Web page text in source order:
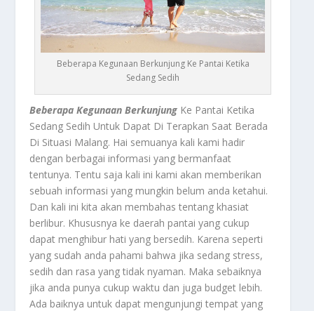
Beberapa Kegunaan Berkunjung Ke Pantai Ketika
Sedang Sedih
Beberapa Kegunaan Berkunjung Ke Pantai Ketika
Sedang Sedih Untuk Dapat Di Terapkan Saat Berada
Di Situasi Malang. Hai semuanya kali kami hadir
dengan berbagai informasi yang bermanfaat
tentunya. Tentu saja kali ini kami akan memberikan
sebuah informasi yang mungkin belum anda ketahui.
Dan kali ini kita akan membahas tentang khasiat
berlibur. Khususnya ke daerah pantai yang cukup
dapat menghibur hati yang bersedih. Karena seperti
yang sudah anda pahami bahwa jika sedang stress,
sedih dan rasa yang tidak nyaman. Maka sebaiknya
jika anda punya cukup waktu dan juga budget lebih.
Ada baiknya untuk dapat mengunjungi tempat yang